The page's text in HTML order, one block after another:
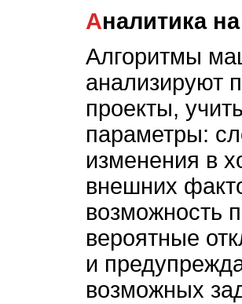
Аналитика
Алгоритмы
анализируют
проекты,
параметры:
изменения в
внешних
возможность
вероятные
и
возможных